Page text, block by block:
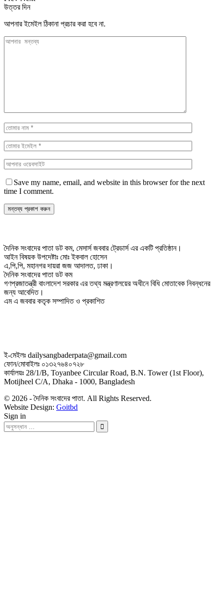
উত্তর দিন
আপনার ইমেইল ঠিকানা প্রচার করা হবে না.
Save my name, email, and website in this browser for the next
time I comment.
দৈনিক সংবাদের পাতা ডট কম, মেসার্স জববার ট্রেডার্স এর একটি প্রতিষ্ঠান।
আইন বিষয়ক উপদেষ্টাঃ মোঃ ইকবাল হোসেন
এ,পি,পি, মহানগর দায়রা জজ আদালত, ঢাকা।
দৈনিক সংবাদের পাতা ডট কম
গণপ্রজাতন্ত্রী বাংলাদেশ সরকার এর তথ্য মন্ত্রণালয়ের অধীনে বিধি মোতাবেক নিবন্ধনের
জন্য আবেদিত।
এম এ জববার কতৃক সম্পাদিত ও প্রকাশিত
ই-মেইলঃ dailysangbaderpata@gmail.com
ফোন/মোবাইলঃ ০১৩২৭৬৪০৭২৮
কার্যালয়ঃ 28/1/B, Toyanbee Circular Road, B.N. Tower (1st Floor),
Motijheel C/A, Dhaka - 1000, Bangladesh
© 2026 - দৈনিক সংবাদের পাতা. All Rights Reserved.
Website Design: Goitbd
Sign in